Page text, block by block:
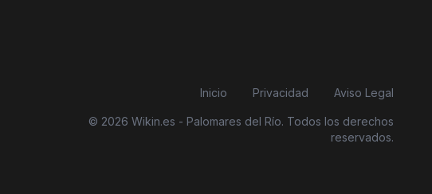
Inicio Privacidad Aviso Legal
© 2026 Wikin.es - Palomares del Río. Todos los derechos
reservados.